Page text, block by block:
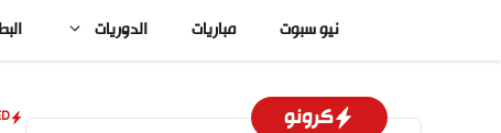
المحتوى
نيو سبوت مباريات الدوريات
كرونو